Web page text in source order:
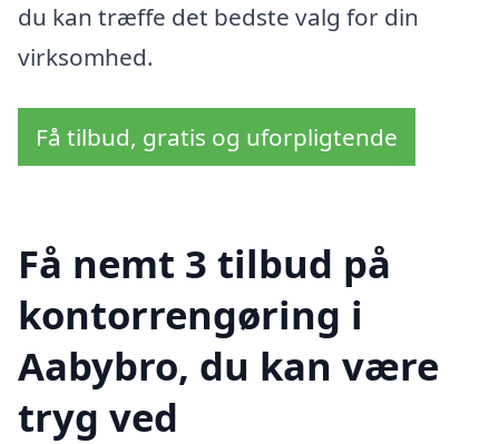
du kan træffe det bedste valg for din
virksomhed.
Få tilbud, gratis og uforpligtende
Få nemt 3 tilbud på
kontorrengøring i
Aabybro, du kan være
tryg ved